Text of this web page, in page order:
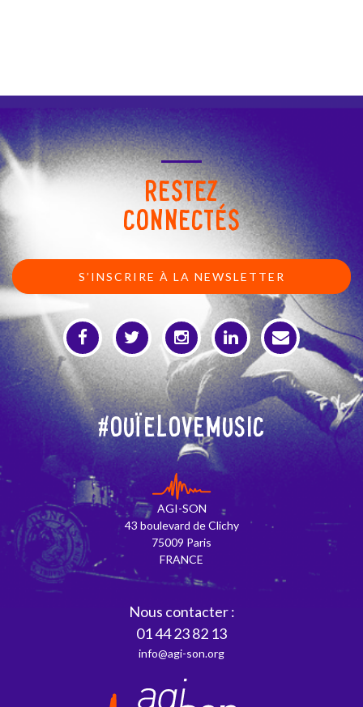
RESTEZ
CONNECTÉS
S’INSCRIRE À LA NEWSLETTER
#OuïeLoveMusic
AGI-SON
43 boulevard de Clichy
75009 Paris
FRANCE
Nous contacter :
01 44 23 82 13
info@agi-son.org